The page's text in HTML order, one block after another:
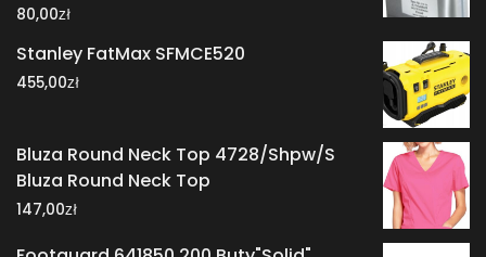
80,00zł
Stanley FatMax SFMCE520
455,00zł
Bluza Round Neck Top 4728/Shpw/S
Bluza Round Neck Top
147,00zł